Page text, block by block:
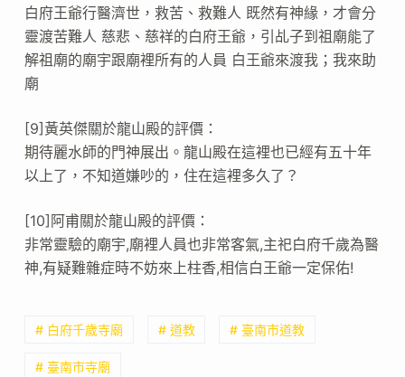
白府王爺行醫濟世，救苦、救難人 既然有神緣，才會分
靈渡苦難人 慈悲、慈祥的白府王爺，引乩子到祖廟能了
解祖廟的廟宇跟廟裡所有的人員 白王爺來渡我；我來助
廟
[9]黃英傑關於龍山殿的評價：
期待麗水師的門神展出。龍山殿在這裡也已經有五十年
以上了，不知道嫌吵的，住在這裡多久了？
[10]阿甫關於龍山殿的評價：
非常靈驗的廟宇,廟裡人員也非常客氣,主祀白府千歲為醫
神,有疑難雜症時不妨來上柱香,相信白王爺一定保佑!
# 白府千歲寺廟 # 道教 # 臺南市道教
# 臺南市寺廟